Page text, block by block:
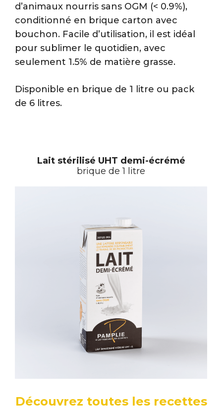
d’animaux nourris sans OGM (< 0.9%),
conditionné en brique carton avec
bouchon. Facile d’utilisation, il est idéal
pour sublimer le quotidien, avec
seulement 1.5% de matière grasse.
Disponible en brique de 1 litre ou pack
de 6 litres.
Lait stérilisé UHT demi-écrémé
brique de 1 litre
Découvrez toutes les recettes